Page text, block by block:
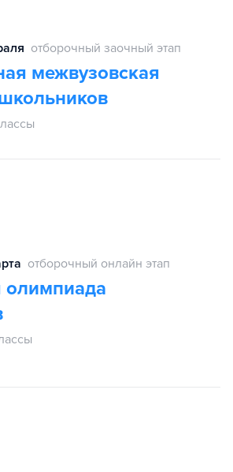
отборочный заочный этап
межвузовская
отборочный онлайн этап
олимпиада